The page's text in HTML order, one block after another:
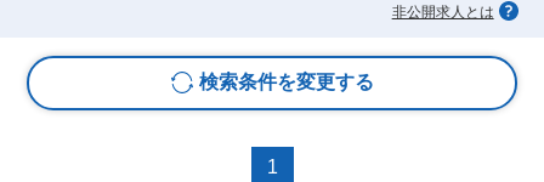
非公開求人とは
検索条件を変更する
1